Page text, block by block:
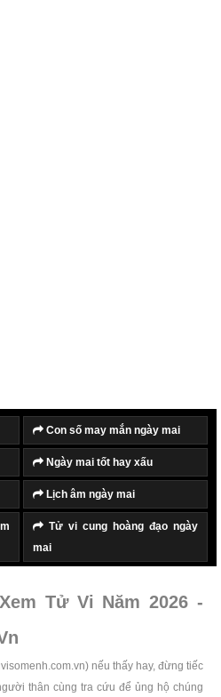
Con số may mắn ngày mai
Ngày mai tốt hay xấu
Lịch âm ngày mai
Tử vi cung hoàng đạo ngày
mai
Tử Vi Năm 2026 -
nếu thấy hay, đừng tiếc
thân cùng tra cứu để ủng hộ chúng